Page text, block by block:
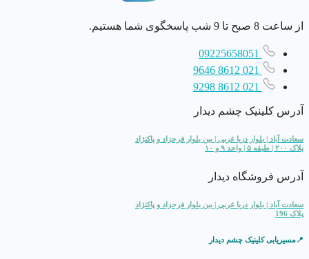
از ساعت 8 صبح تا 9 شب پاسخگوی شما هستیم.
09225658051
021 8612 9646
021 8612 9298
آدرس کلینیک چشم دیدار
سعادت آباد | بلوار دریا غربی | بین بلوار فرحزاد و پاکنژاد
پلاک ۲۰۰ | طبقه ۵ | واحد ۹ و ۱۰
آدرس فروشگاه دیدار
سعادت آباد | بلوار دریا غربی | بین بلوار فرحزاد و پاکنژاد
پلاک 196
📍مسیریابی کلینیک چشم دیدار